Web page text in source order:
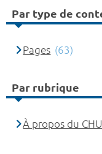
Par type de
Pages (63)
Par rubrique
À propos du CHU